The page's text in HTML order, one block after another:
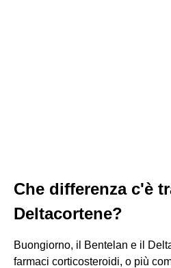
Che differenza c'è
Deltacortene?
Buongiorno, il Bentelan e il
farmaci corticosteroidi, o più